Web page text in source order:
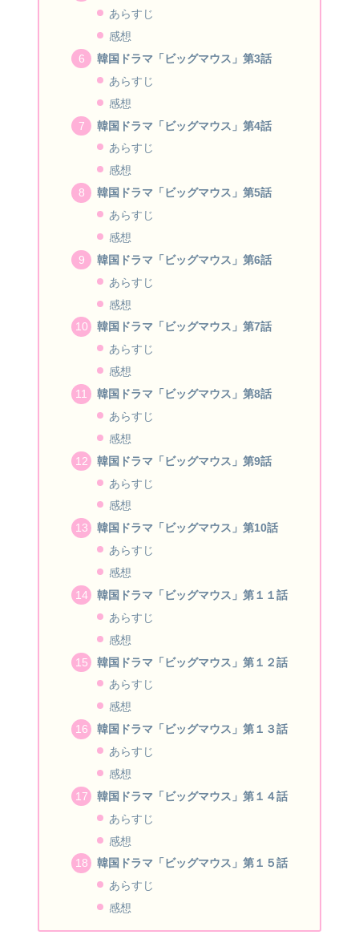
あらすじ
感想
韓国ドラマ「ビッグマウス」第3話
あらすじ
感想
韓国ドラマ「ビッグマウス」第4話
あらすじ
感想
韓国ドラマ「ビッグマウス」第5話
あらすじ
感想
韓国ドラマ「ビッグマウス」第6話
あらすじ
感想
韓国ドラマ「ビッグマウス」第7話
あらすじ
感想
韓国ドラマ「ビッグマウス」第8話
あらすじ
感想
韓国ドラマ「ビッグマウス」第9話
あらすじ
感想
韓国ドラマ「ビッグマウス」第10話
あらすじ
感想
韓国ドラマ「ビッグマウス」第１１話
あらすじ
感想
韓国ドラマ「ビッグマウス」第１２話
あらすじ
感想
韓国ドラマ「ビッグマウス」第１３話
あらすじ
感想
韓国ドラマ「ビッグマウス」第１４話
あらすじ
感想
韓国ドラマ「ビッグマウス」第１５話
あらすじ
感想